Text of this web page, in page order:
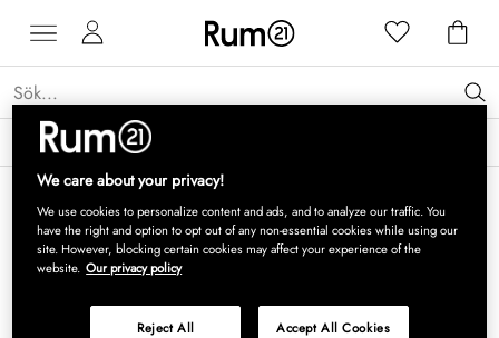
Få 15 % rabatt på Grythyttan Stålmöbler* →
We care about your privacy!
We use cookies to personalize content and ads, and to analyze our traffic. You
have the right and option to opt out of any non-essential cookies while using our
site. However, blocking certain cookies may affect your experience of the
website. Our privacy policy
Reject All Accept All Cookies